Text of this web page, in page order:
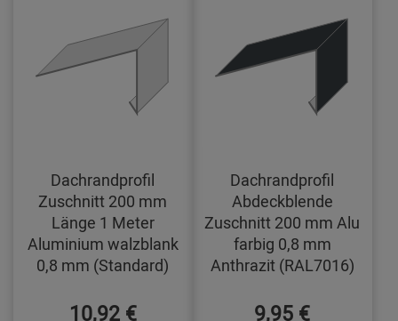
Dachrandprofil
Zuschnitt 200 mm
Länge 1 Meter
Aluminium walzblank
0,8 mm (Standard)
10,92 €
Dachrandprofil
Abdeckblende
Zuschnitt 200 mm Alu
farbig 0,8 mm
Anthrazit (RAL7016)
9,95 €